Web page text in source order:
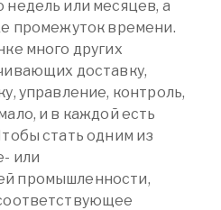
или месяцев, а
промежуток времени.
много других
доставку,
управление, контроль,
и в каждой есть
стать одним из
или
промышленности,